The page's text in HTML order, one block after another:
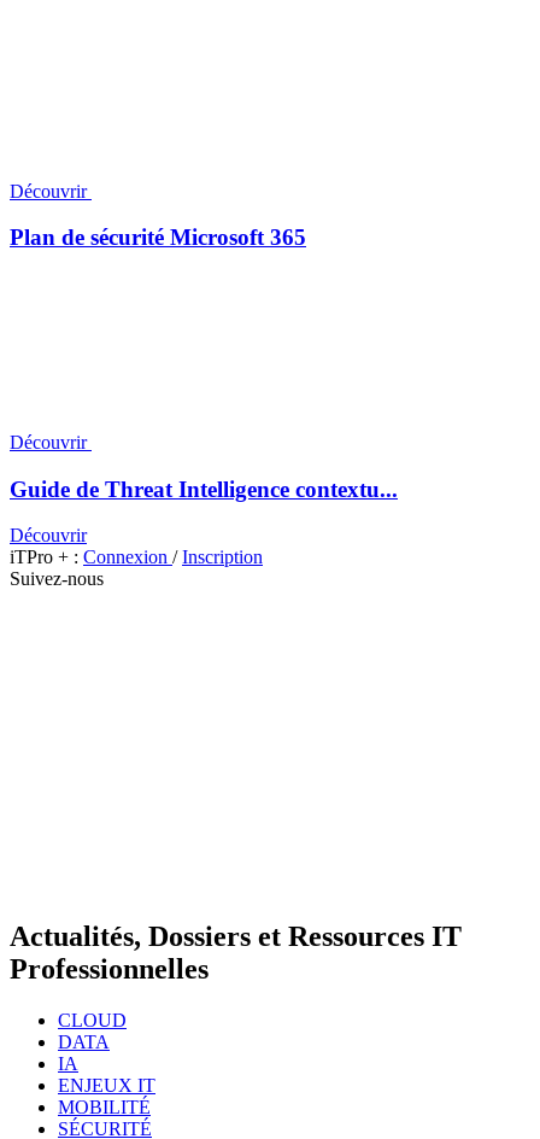
Découvrir
Plan de sécurité Microsoft 365
Découvrir
Guide de Threat Intelligence contextu...
Découvrir
iTPro + : Connexion /Inscription
Suivez-nous
Actualités, Dossiers et Ressources IT
Professionnelles
CLOUD
DATA
IA
ENJEUX IT
MOBILITÉ
SÉCURITÉ